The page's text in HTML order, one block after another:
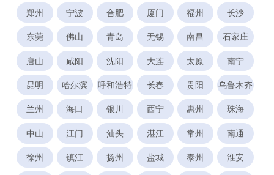
郑州 宁波 合肥 厦门 福州 长沙
东莞 佛山 青岛 无锡 南昌 石家庄
唐山 咸阳 沈阳 大连 太原 南宁
昆明 哈尔滨 呼和浩特 长春 贵阳 乌鲁木齐
兰州 海口 银川 西宁 惠州 珠海
中山 江门 汕头 湛江 常州 南通
徐州 镇江 扬州 盐城 泰州 淮安